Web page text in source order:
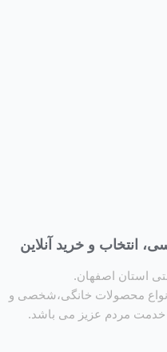
و خرید آنلاین
اصفهان.
محصولات خانگی،شخصی و
عزیز می باشد.